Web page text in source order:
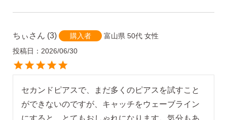
ちぃ 3 購入者 富山県 50代 女性
投稿日
2026/06/30
セカンドピアスで、まだ多くのピアスを試すこと
ができないのですが、キャッチをウェーブライン